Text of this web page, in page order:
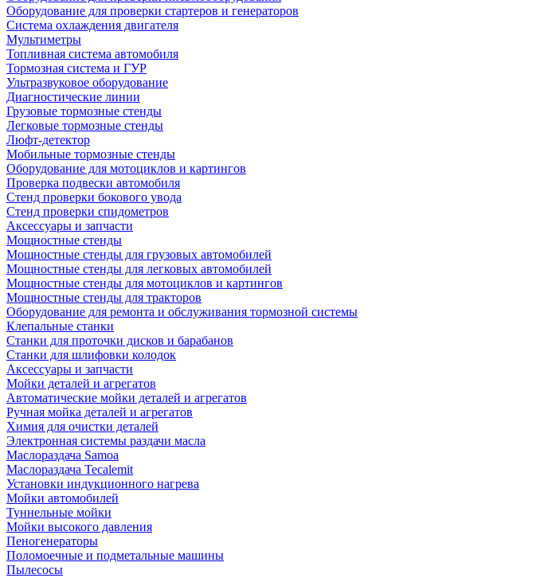
Оборудование для проверки стартеров и генераторов
Система охлаждения двигателя
Мультиметры
Топливная система автомобиля
Тормозная система и ГУР
Ультразвуковое оборудование
Диагностические линии
Грузовые тормозные стенды
Легковые тормозные стенды
Люфт-детектор
Мобильные тормозные стенды
Оборудование для мотоциклов и картингов
Проверка подвески автомобиля
Стенд проверки бокового увода
Стенд проверки спидометров
Аксессуары и запчасти
Мощностные стенды
Мощностные стенды для грузовых автомобилей
Мощностные стенды для легковых автомобилей
Мощностные стенды для мотоциклов и картингов
Мощностные стенды для тракторов
Оборудование для ремонта и обслуживания тормозной системы
Клепальные станки
Станки для проточки дисков и барабанов
Станки для шлифовки колодок
Аксессуары и запчасти
Мойки деталей и агрегатов
Автоматические мойки деталей и агрегатов
Ручная мойка деталей и агрегатов
Химия для очистки деталей
Электронная системы раздачи масла
Маслораздача Samoa
Маслораздача Tecalemit
Установки индукционного нагрева
Мойки автомобилей
Туннельные мойки
Мойки высокого давления
Пеногенераторы
Поломоечные и подметальные машины
Пылесосы